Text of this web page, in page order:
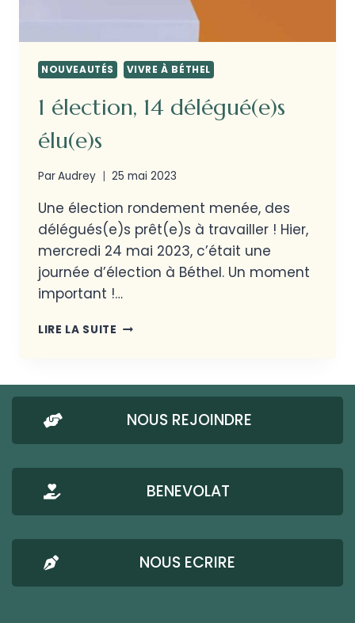
NOUVEAUTÉS VIVRE À BÉTHEL
1 élection, 14 délégué(e)s
élu(e)s
ParAudrey 25 mai 2023
Une élection rondement menée, des
délégués(e)s prêt(e)s à travailler ! Hier,
mercredi 24 mai 2023, c’était une
journée d’élection à Béthel. Un moment
important !…
LIRE LA SUITE
NOUS REJOINDRE
BENEVOLAT
NOUS ECRIRE